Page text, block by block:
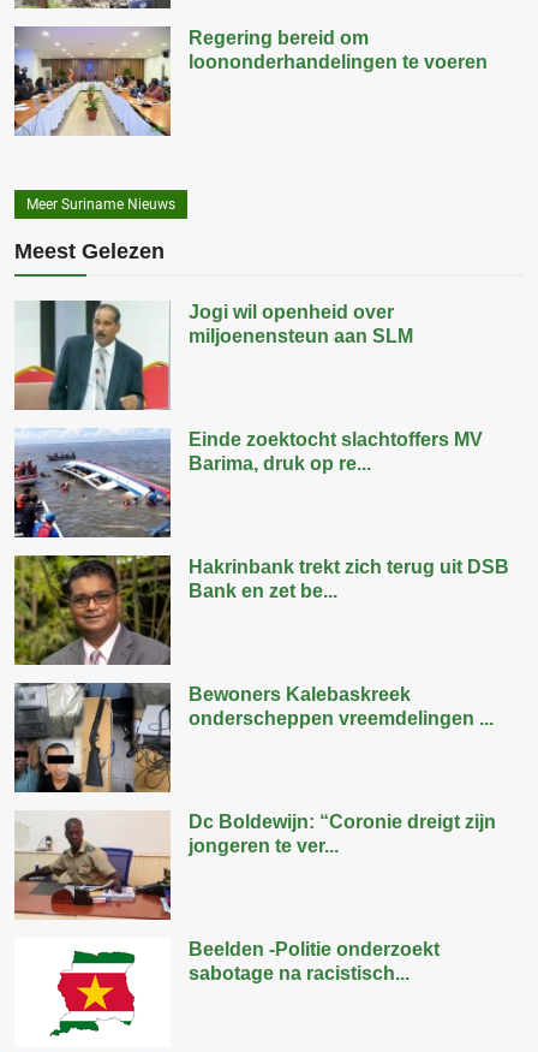
Regering bereid om
loononderhandelingen te voeren
Meer Suriname Nieuws
Meest Gelezen
Jogi wil openheid over
miljoenensteun aan SLM
Einde zoektocht slachtoffers MV
Barima, druk op re...
Hakrinbank trekt zich terug uit DSB
Bank en zet be...
Bewoners Kalebaskreek
onderscheppen vreemdelingen ...
Dc Boldewijn: “Coronie dreigt zijn
jongeren te ver...
Beelden -Politie onderzoekt
sabotage na racistisch...